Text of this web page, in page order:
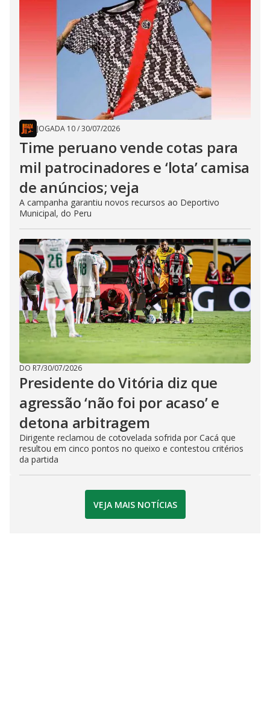
JOGADA 10/30/07/2026
Time peruano vende cotas para
mil patrocinadores e ‘lota’ camisa
de anúncios; veja
A campanha garantiu novos recursos ao Deportivo
Municipal, do Peru
DO R7/30/07/2026
Presidente do Vitória diz que
agressão ‘não foi por acaso’ e
detona arbitragem
Dirigente reclamou de cotovelada sofrida por Cacá que
resultou em cinco pontos no queixo e contestou critérios
da partida
VEJA MAIS NOTÍCIAS